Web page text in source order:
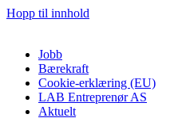
Hopp til innhold
Jobb
Bærekraft
Cookie-erklæring (EU)
LAB Entreprenør AS
Aktuelt